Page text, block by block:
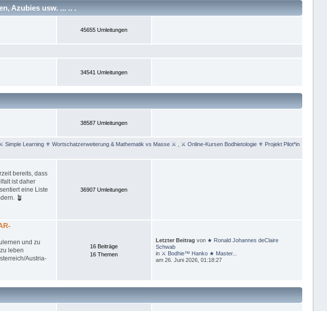
Azubies usw. ... .. .
45655 Umleitungen
34541 Umleitungen
38587 Umleitungen
Simple Learning ⚜ Wortschatzerweiterung & Mathematik vs Masse ⚔
⚔ Online-Kursen Bodhietologie ⚜ Projekt Pilot*in
bereits, dass
ist daher
eine Liste
🪴
36907 Umleitungen
und zu
leben
Austria-
16 Beiträge
16 Themen
Letzter Beitrag von ★ Ronald Johannes deClaire
Schwab
in ⚔ Bodhie™ Hanko ★ Master...
am 26. Juni 2026, 01:18:27